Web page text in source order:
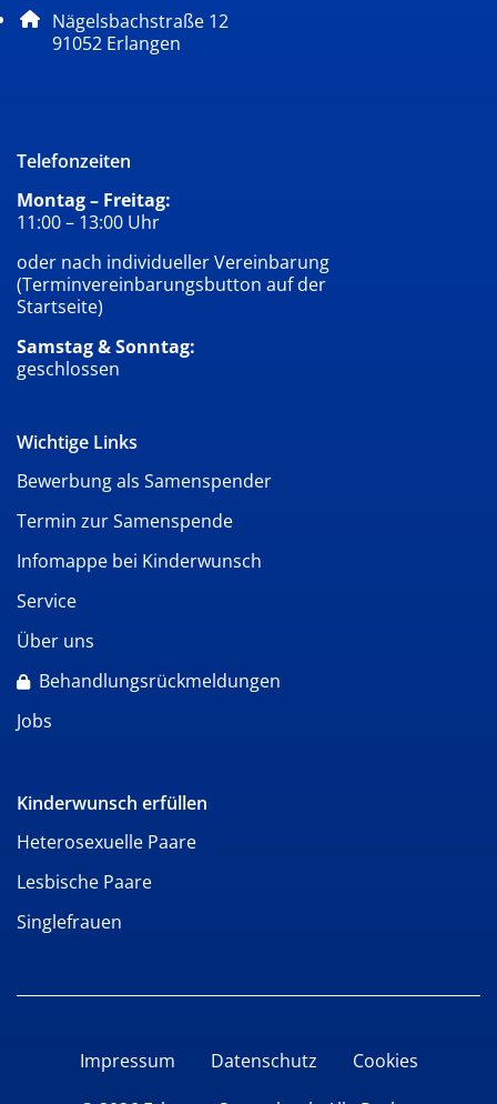
Adresse:
Nägelsbachstraße 12
91052 , 9 1 0 5 2
Erlangen
Telefonzeiten
Montag – Freitag:
11:00 – 13:00 Uhr
oder nach individueller Vereinbarung
(Terminvereinbarungsbutton auf der
Startseite)
Samstag & Sonntag:
geschlossen
Wichtige Links
Bewerbung als Samenspender
Termin zur Samenspende
Infomappe bei Kinderwunsch
Service
Über uns
Behandlungsrückmeldungen
Jobs
Kinderwunsch erfüllen
Heterosexuelle Paare
Lesbische Paare
Singlefrauen
Impressum Datenschutz
Cookies